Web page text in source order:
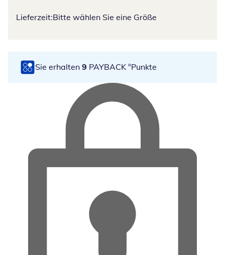
Lieferzeit:Bitte wählen Sie eine Größe
Sie erhalten 9 PAYBACK °Punkte